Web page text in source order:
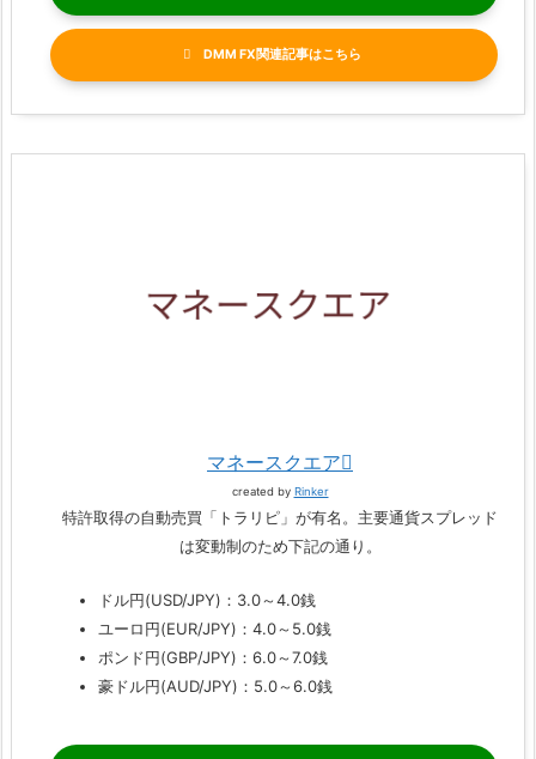
DMM FX関連記事
マネースクエア
created by Rinker
特許取得の自動売買「トラリピ」が有名。主要通貨スプレッド
は変動制のため下記の通り。
ドル円(USD/JPY)：3.0～4.0銭
ユーロ円(EUR/JPY)：4.0～5.0銭
ポンド円(GBP/JPY)：6.0～7.0銭
豪ドル円(AUD/JPY)：5.0～6.0銭